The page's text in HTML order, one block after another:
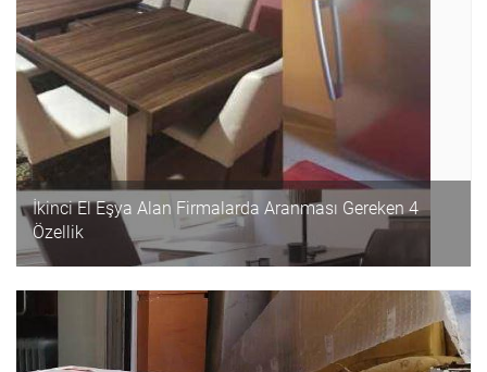
İkinci El Eşya Alan Firmalarda Aranması Gereken 4
Özellik